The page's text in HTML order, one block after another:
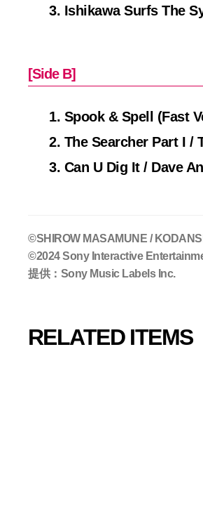
3. Ishikawa Surfs The
[Side B]
1. Spook & Spell (Fast
2. The Searcher Part I /
3. Can U Dig It / Dave
©SHIROW MASAMUNE /
©2024 Sony Interactive
提供：Sony Music Labels Inc.
RELATED ITEMS